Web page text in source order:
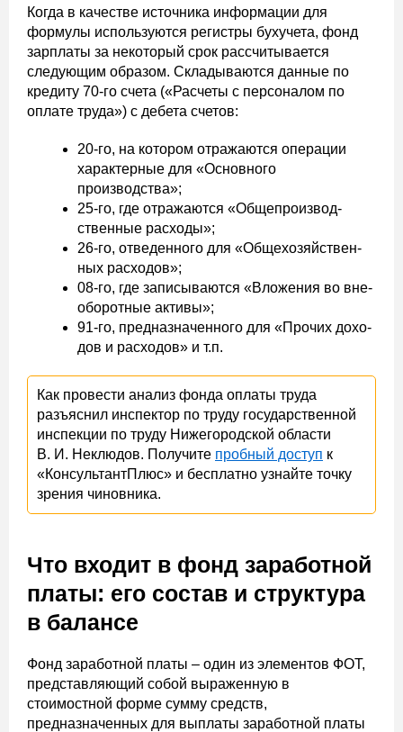
Когда в качестве источника информации для
формулы используются регистры бухучета, фонд
зарплаты за некоторый срок рассчитывается
следующим образом. Складываются данные по
кредиту 70-го счета («Рас­че­ты с пер­со­на­лом по
опла­те труда») с дебета счетов:
20-го, на котором отражаются операции
характерные для «Основного
производства»;
25-го, где отражаются «Об­ще­про­из­вод­
ствен­ные рас­хо­ды»;
26-го, отведенного для «Об­ще­хо­зяй­ствен­
ных рас­хо­дов»;
08-го, где записываются «Вло­же­ния во вне­
обо­рот­ные ак­ти­вы»;
91-го, предназначенного для «Про­чих до­хо­
дов и рас­хо­дов» и т.п.
Как провести анализ фонда оплаты труда
разъяснил инспектор по труду государственной
инспекции по труду Нижегородской области
В. И. Неклюдов. Получите пробный доступ к
«КонсультантПлюс» и бесплатно узнайте точку
зрения чиновника.
Что входит в фонд заработной
платы: его состав и структура
в балансе
Фонд заработной платы – один из элементов ФОТ,
представляющий собой выраженную в
стоимостной форме сумму средств,
предназначенных для выплаты заработной платы